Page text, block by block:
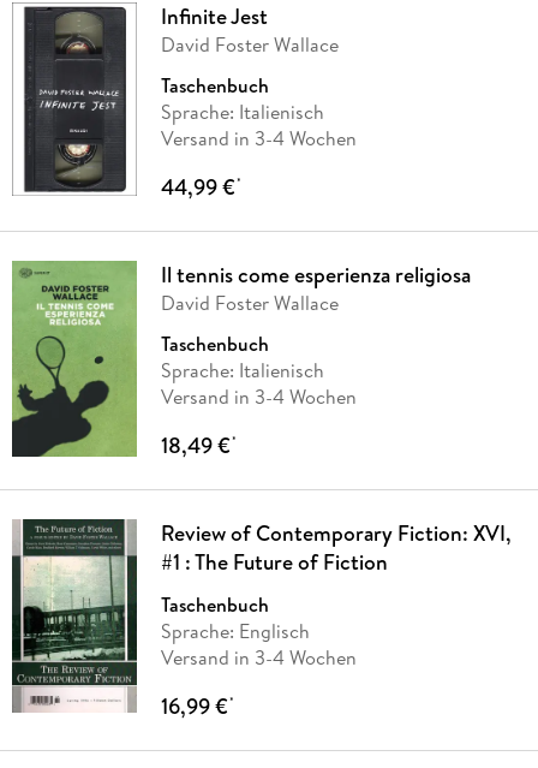
Infinite Jest
David Foster Wallace
Taschenbuch
Sprache: Italienisch
Versand in 3-4 Wochen
44,99 €*
Il tennis come esperienza religiosa
David Foster Wallace
Taschenbuch
Sprache: Italienisch
Versand in 3-4 Wochen
18,49 €*
Review of Contemporary Fiction: XVI,
#1 : The Future of Fiction
Taschenbuch
Sprache: Englisch
Versand in 3-4 Wochen
16,99 €*